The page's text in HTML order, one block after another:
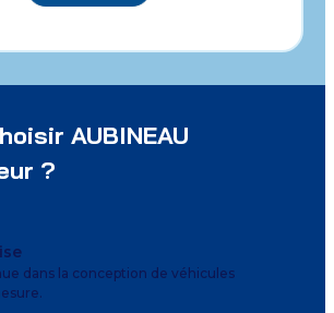
AUBINEAU
?
dans la conception de véhicules